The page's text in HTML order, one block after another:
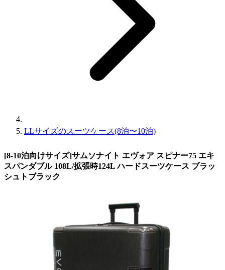
LLサイズのスーツケース(8泊〜10泊)
[8-10泊向けサイズ]サムソナイト エヴォア スピナー75 エキ
スパンダブル 108L/拡張時124L ハードスーツケース ブラッ
シュトブラック